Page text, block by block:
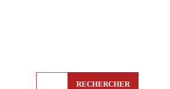
RECHERCHER